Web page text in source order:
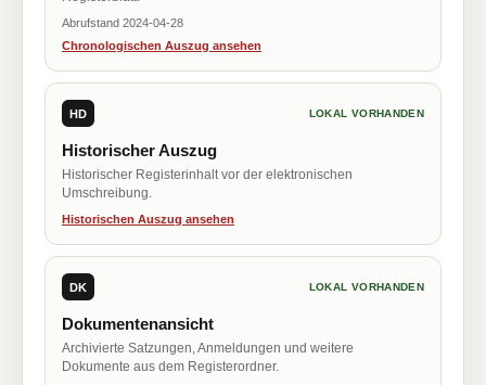
Abrufstand 2024-04-28
Chronologischen Auszug ansehen
HD LOKAL VORHANDEN
Historischer Auszug
Historischer Registerinhalt vor der elektronischen
Umschreibung.
Historischen Auszug ansehen
DK LOKAL VORHANDEN
Dokumentenansicht
Archivierte Satzungen, Anmeldungen und weitere
Dokumente aus dem Registerordner.